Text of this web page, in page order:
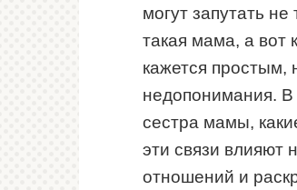
могут запутать
такая мама, а вот
кажется простым,
недопонимания. В
сестра мамы,
эти связи влияют
отношений и